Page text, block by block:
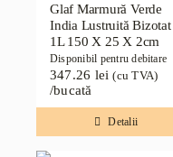
Glaf Marmură Verde
India Lustruită Bizotat
1L 150 X 25 X 2cm
Disponibil pentru debitare
347.26 lei (cu TVA)
/bucată
Detalii